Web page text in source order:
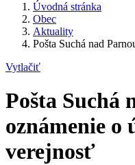
Úvodná stránka
Obec
Aktuality
Pošta Suchá nad
Vytlačiť
Pošta Suchá
oznámenie o
verejnosť